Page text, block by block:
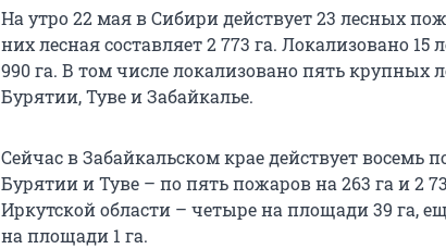
На утро 22 мая в Сибири действует 23 лесных
них лесная составляет 2 773 га. Локализовано
990 га. В том числе локализовано пять крупных
Бурятии, Туве и Забайкалье.
Сейчас в Забайкальском крае действует восемь
Бурятии и Туве – по пять пожаров на 263 га и 2
Иркутской области – четыре на площади 39 га,
на площади 1 га.